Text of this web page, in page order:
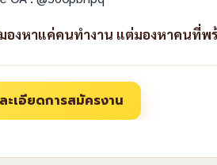
มองหาแค่คนทำงาน แต่มองหาคนที่